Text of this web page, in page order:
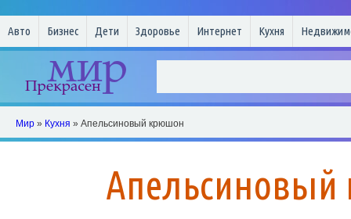
Авто Бизнес Дети Здоровье Интернет Кухня
Мир » Кухня » Апельсиновый крюшон